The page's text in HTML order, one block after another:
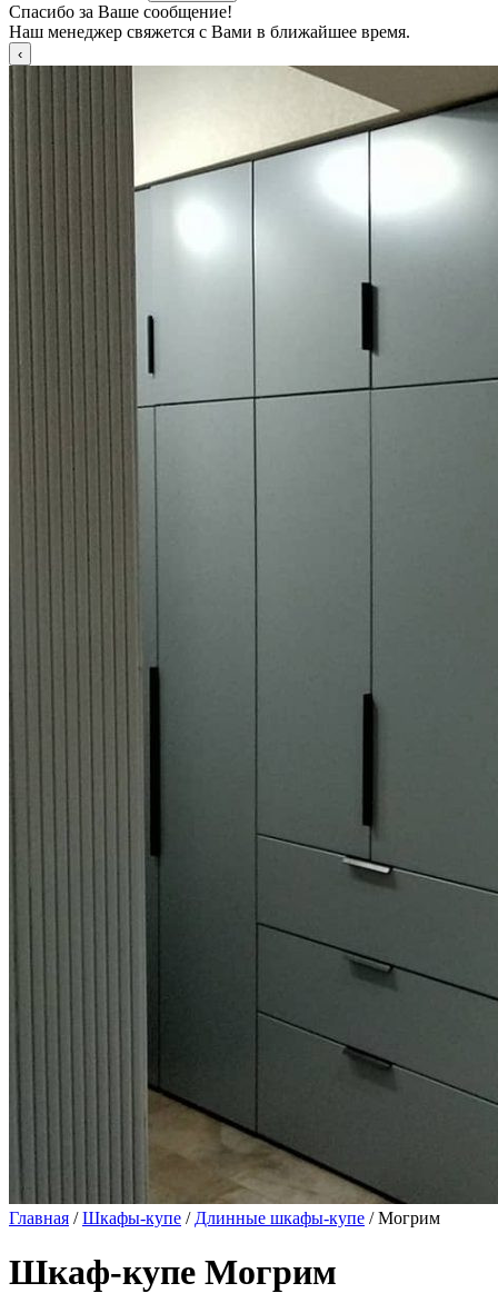
Спасибо за Ваше сообщение!
Наш менеджер свяжется с Вами в ближайшее время.
Главная /Шкафы-купе / Длинные шкафы-купе / Могрим
Шкаф-купе Могрим